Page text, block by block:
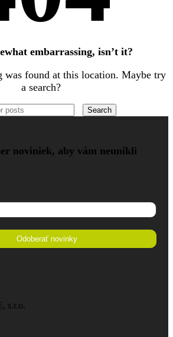
embarrassing, isn’t it?
found at this location. Maybe try
a search?
Search
noviniek, aby vám neunikli
s.r.o.